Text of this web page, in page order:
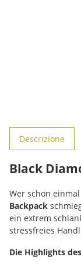
Descrizione
Black
Wer schon
Backpack
ein extrem
stressfreies
Die Highlights